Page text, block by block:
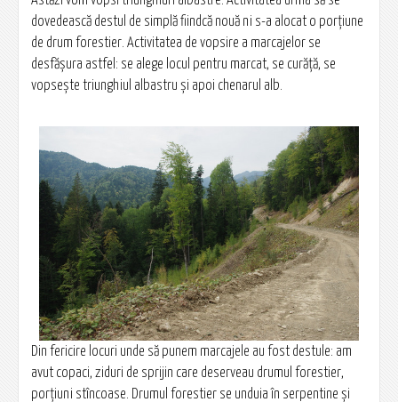
dovedească destul de simplă fiindcă nouă ni s-a alocat o porțiune
de drum forestier. Activitatea de vopsire a marcajelor se
desfășura astfel: se alege locul pentru marcat, se curăță, se
vopsește triunghiul albastru și apoi chenarul alb.
Din fericire locuri unde să punem marcajele au fost destule: am
avut copaci, ziduri de sprijin care deserveau drumul forestier,
porțiuni stîncoase. Drumul forestier se unduia în serpentine și